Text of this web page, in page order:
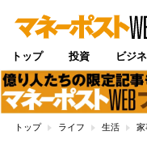
トップ 投資 ビジ
トップ ライフ 生活 家